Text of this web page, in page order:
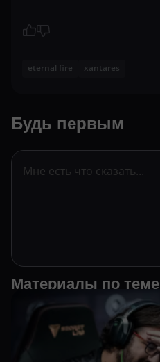
eternal fire xantares
Будь первым
Материалы по теме